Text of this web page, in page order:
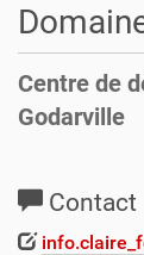
Centre de
Godarville
Contact